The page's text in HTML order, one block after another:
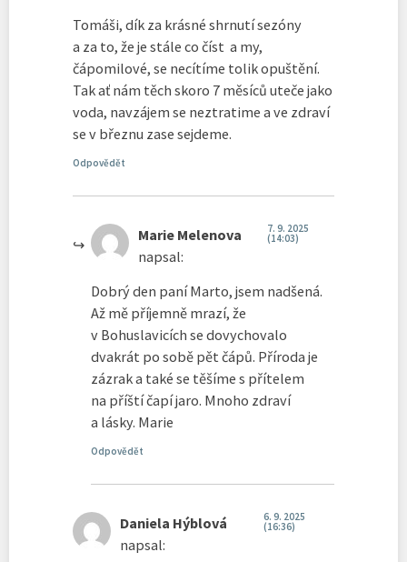
Tomáši, dík za krásné shrnutí sezóny
a za to, že je stále co číst a my,
čápomilové, se necítíme tolik opuštění.
Tak ať nám těch skoro 7 měsíců uteče jako
voda, navzájem se neztratime a ve zdraví
se v březnu zase sejdeme.
Odpovědět
Marie Melenova
napsal:
7. 9. 2025
(14:03)
Dobrý den paní Marto, jsem nadšená.
Až mě příjemně mrazí, že
v Bohuslavicích se dovychovalo
dvakrát po sobě pět čápů. Příroda je
zázrak a také se těšíme s přítelem
na příští čapí jaro. Mnoho zdraví
a lásky. Marie
Odpovědět
Daniela Hýblová
napsal:
6. 9. 2025
(16:36)